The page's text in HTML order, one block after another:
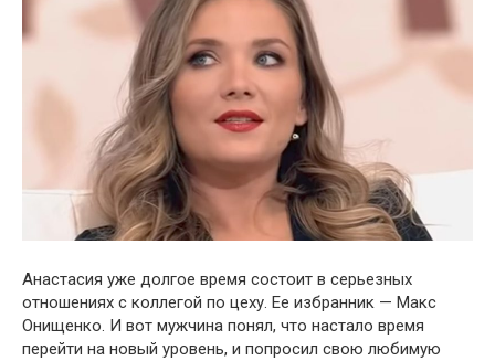
Анастасия уже долгое время состоит в серьезных
отношениях с коллегой по цеху. Ее избранник — Макс
Онищенко. И вот мужчина понял, что настало время
перейти на новый уровень, и попросил свою любимую